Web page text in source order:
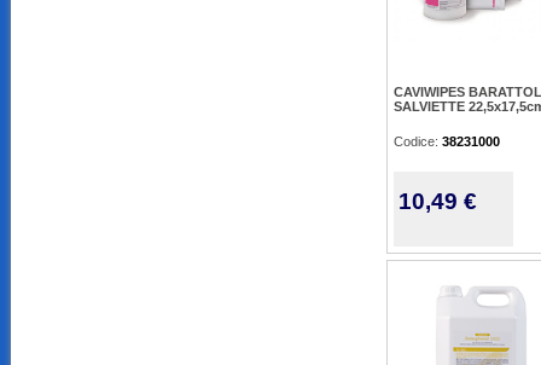
CAVIWIPES
SALVIETTE
Codice: 38231000
10,49 €